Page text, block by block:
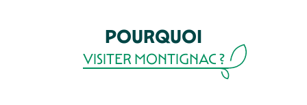
POURQUOI
VISITER MONTIGNAC ?